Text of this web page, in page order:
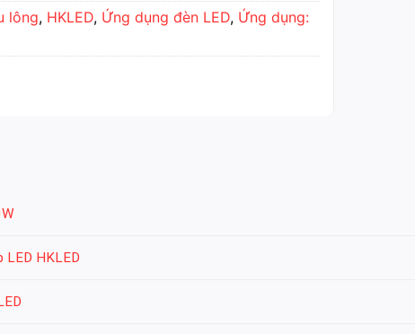
lông, HKLED, Ứng dụng đèn LED, Ứng dụng:
LED HKLED